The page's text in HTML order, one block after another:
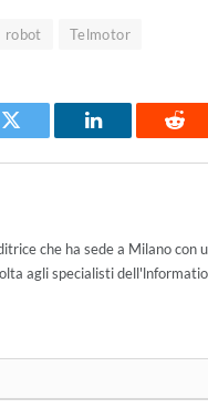
robot Telmotor
Twitter LinkedIn
che ha sede a Milano con
agli specialisti